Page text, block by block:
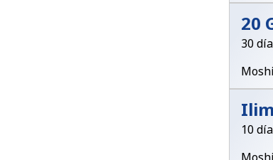
20
30
10